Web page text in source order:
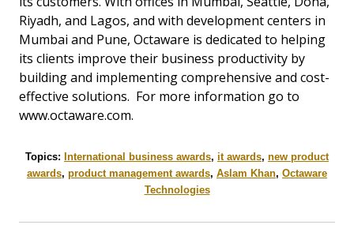
Riyadh, and Lagos, and with development centers in
Mumbai and Pune, Octaware is dedicated to helping
its clients improve their business productivity by
building and implementing comprehensive and cost-
effective solutions. For more information go to
www.octaware.com.
Topics: International business awards, it awards, new product
awards, product management awards, Aslam Khan, Octaware
Technologies